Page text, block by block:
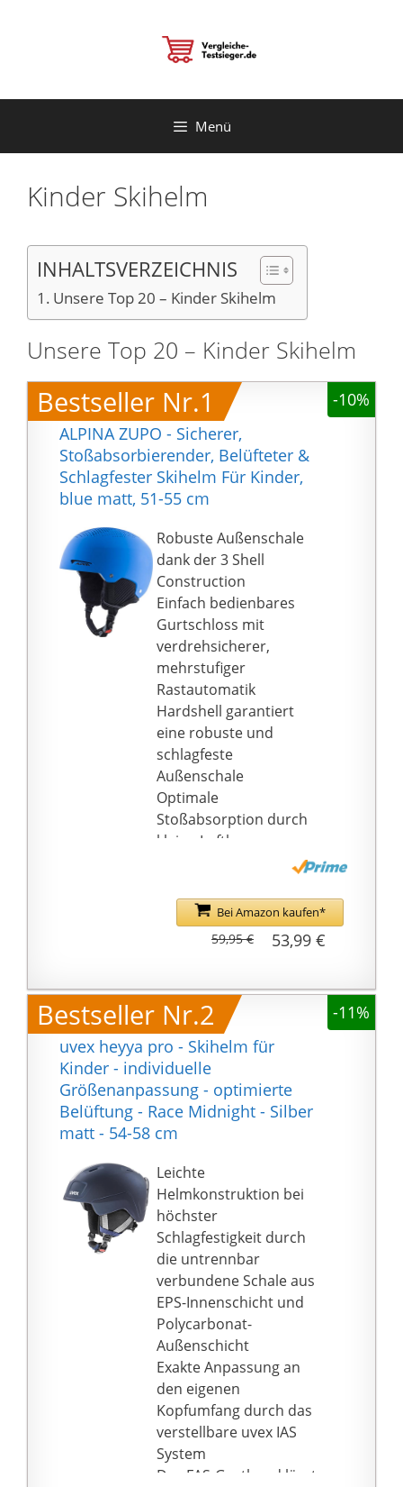
Menü
Kinder Skihelm
INHALTSVERZEICHNIS
Unsere Top 20 – Kinder Skihelm
Unsere Top 20 – Kinder Skihelm
Bestseller Nr.1
-10%
ALPINA ZUPO - Sicherer,
Stoßabsorbierender, Belüfteter &
Schlagfester Skihelm Für Kinder,
blue matt, 51-55 cm
Robuste Außenschale
dank der 3 Shell
Construction
Einfach bedienbares
Gurtschloss mit
verdrehsicherer,
mehrstufiger
Rastautomatik
Hardshell garantiert
eine robuste und
schlagfeste
Außenschale
Optimale
Stoßabsorption durch
kleine Luftkammern
Ohren
Bei Amazon kaufen*
53,99 €
59,95 €
Bestseller Nr.2
-11%
uvex heyya pro - Skihelm für
Kinder - individuelle
Größenanpassung - optimierte
Belüftung - Race Midnight - Silber
matt - 54-58 cm
Leichte
Helmkonstruktion bei
höchster
Schlagfestigkeit durch
die untrennbar
verbundene Schale aus
EPS-Innenschicht und
Polycarbonat-
Außenschicht
Exakte Anpassung an
den eigenen
Kopfumfang durch das
verstellbare uvex IAS
System
Das FAS-Gurtband lässt